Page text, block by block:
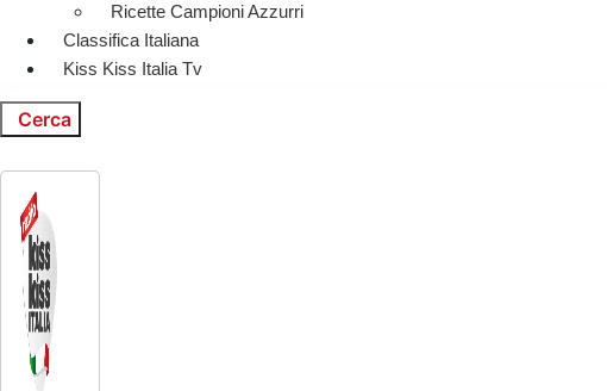
Ricette Campioni Azzurri
Classifica Italiana
Kiss Kiss Italia Tv
Cerca